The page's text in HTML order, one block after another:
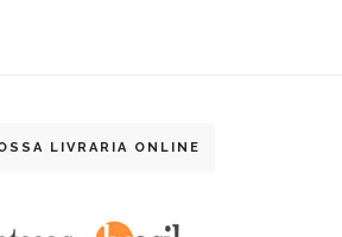
LIVRARIA ONLINE